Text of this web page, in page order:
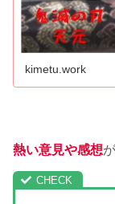
kimetu.work
熱い意見や感想